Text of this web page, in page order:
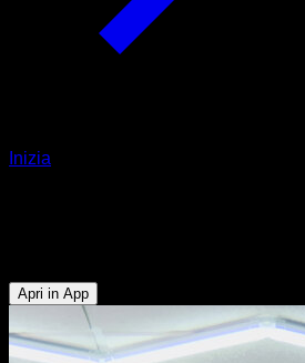
Inizia
Apri in App